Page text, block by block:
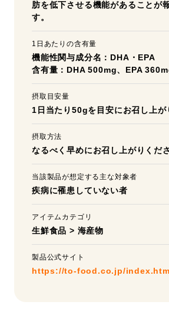
肪を低下させる機能があることが
す。
1日あたりの含有量
機能性関与成分名：DHA・EPA
含有量：DHA 500mg、EPA
摂取目安量
1日当たり50gを目安にお召し上が
摂取方法
なるべく早めにお召し上がりくださ
当該製品が想定する主な対象者
疾病に罹患していない者
アイテムカテゴリ
生鮮食品 > 海産物
製品公式サイト
https://to-food.co.jp/